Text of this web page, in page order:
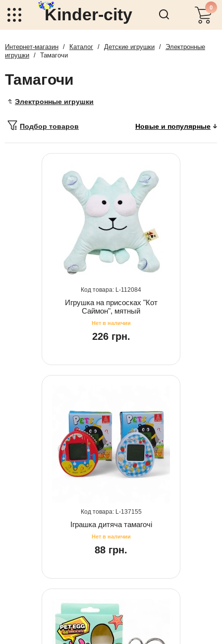
Kinder-city 0
Интернет-магазин / Каталог / Детские игрушки /
Электронные
игрушки / Тамагочи
Тамагочи
Электронные игрушки
Подбор товаров
112084
Игрушка на присосках "Кот
Саймон", мятный
226 грн.
137155
Іграшка дитяча тамагочі
88 грн.